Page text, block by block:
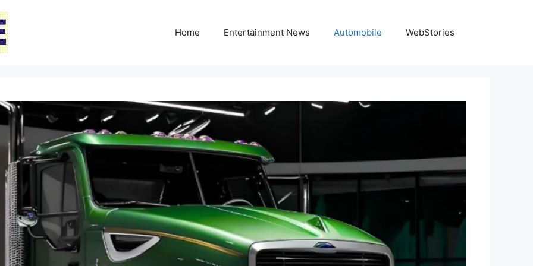
Home Entertainment News Automobile WebStories